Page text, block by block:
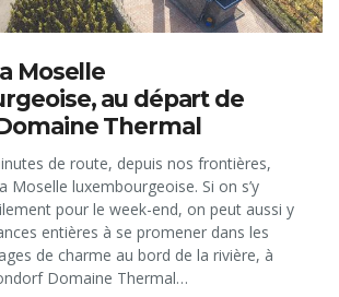
Moselle
au départ de
Thermal
de route, depuis nos frontières,
Moselle luxembourgeoise. Si on s’y
pour le week-end, on peut aussi y
entières à se promener dans les
de charme au bord de la rivière, à
Domaine Thermal…